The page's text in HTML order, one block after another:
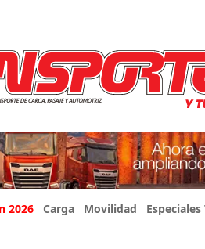
2026 Carga Movilidad Especiales